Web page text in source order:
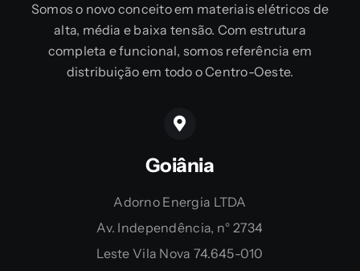
Somos o novo conceito em materiais elétricos de
alta, média e baixa tensão. Com estrutura
completa e funcional, somos referência em
distribuição em todo o Centro-Oeste.
Goiânia
Adorno Energia LTDA
Av. Independência, n° 2734
Leste Vila Nova 74.645-010